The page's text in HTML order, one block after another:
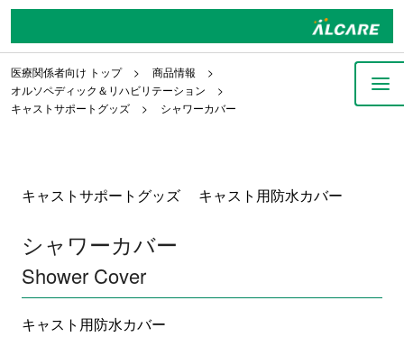
医療関係者向け トップ
商品情報
オルソペディック＆リハビリテーション
キャストサポートグッズ
シャワーカバー
キャストサポートグッズ キャスト用防水カバー
シャワーカバー
Shower Cover
キャスト用防水カバー